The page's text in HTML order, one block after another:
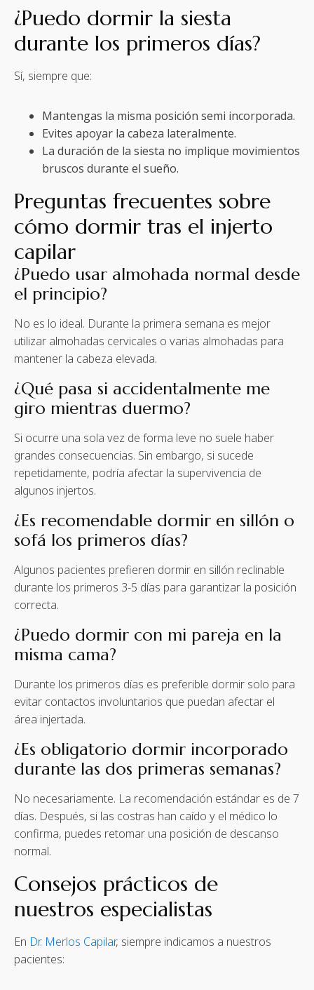
¿Puedo dormir la siesta
durante los primeros días?
Sí, siempre que:
Mantengas la misma posición semi incorporada.
Evites apoyar la cabeza lateralmente.
La duración de la siesta no implique movimientos
bruscos durante el sueño.
Preguntas frecuentes sobre
cómo dormir tras el injerto
capilar
¿Puedo usar almohada normal desde
el principio?
No es lo ideal. Durante la primera semana es mejor
utilizar almohadas cervicales o varias almohadas para
mantener la cabeza elevada.
¿Qué pasa si accidentalmente me
giro mientras duermo?
Si ocurre una sola vez de forma leve no suele haber
grandes consecuencias. Sin embargo, si sucede
repetidamente, podría afectar la supervivencia de
algunos injertos.
¿Es recomendable dormir en sillón o
sofá los primeros días?
Algunos pacientes prefieren dormir en sillón reclinable
durante los primeros 3-5 días para garantizar la posición
correcta.
¿Puedo dormir con mi pareja en la
misma cama?
Durante los primeros días es preferible dormir solo para
evitar contactos involuntarios que puedan afectar el
área injertada.
¿Es obligatorio dormir incorporado
durante las dos primeras semanas?
No necesariamente. La recomendación estándar es de 7
días. Después, si las costras han caído y el médico lo
confirma, puedes retomar una posición de descanso
normal.
Consejos prácticos de
nuestros especialistas
En Dr. Merlos Capilar, siempre indicamos a nuestros
pacientes: